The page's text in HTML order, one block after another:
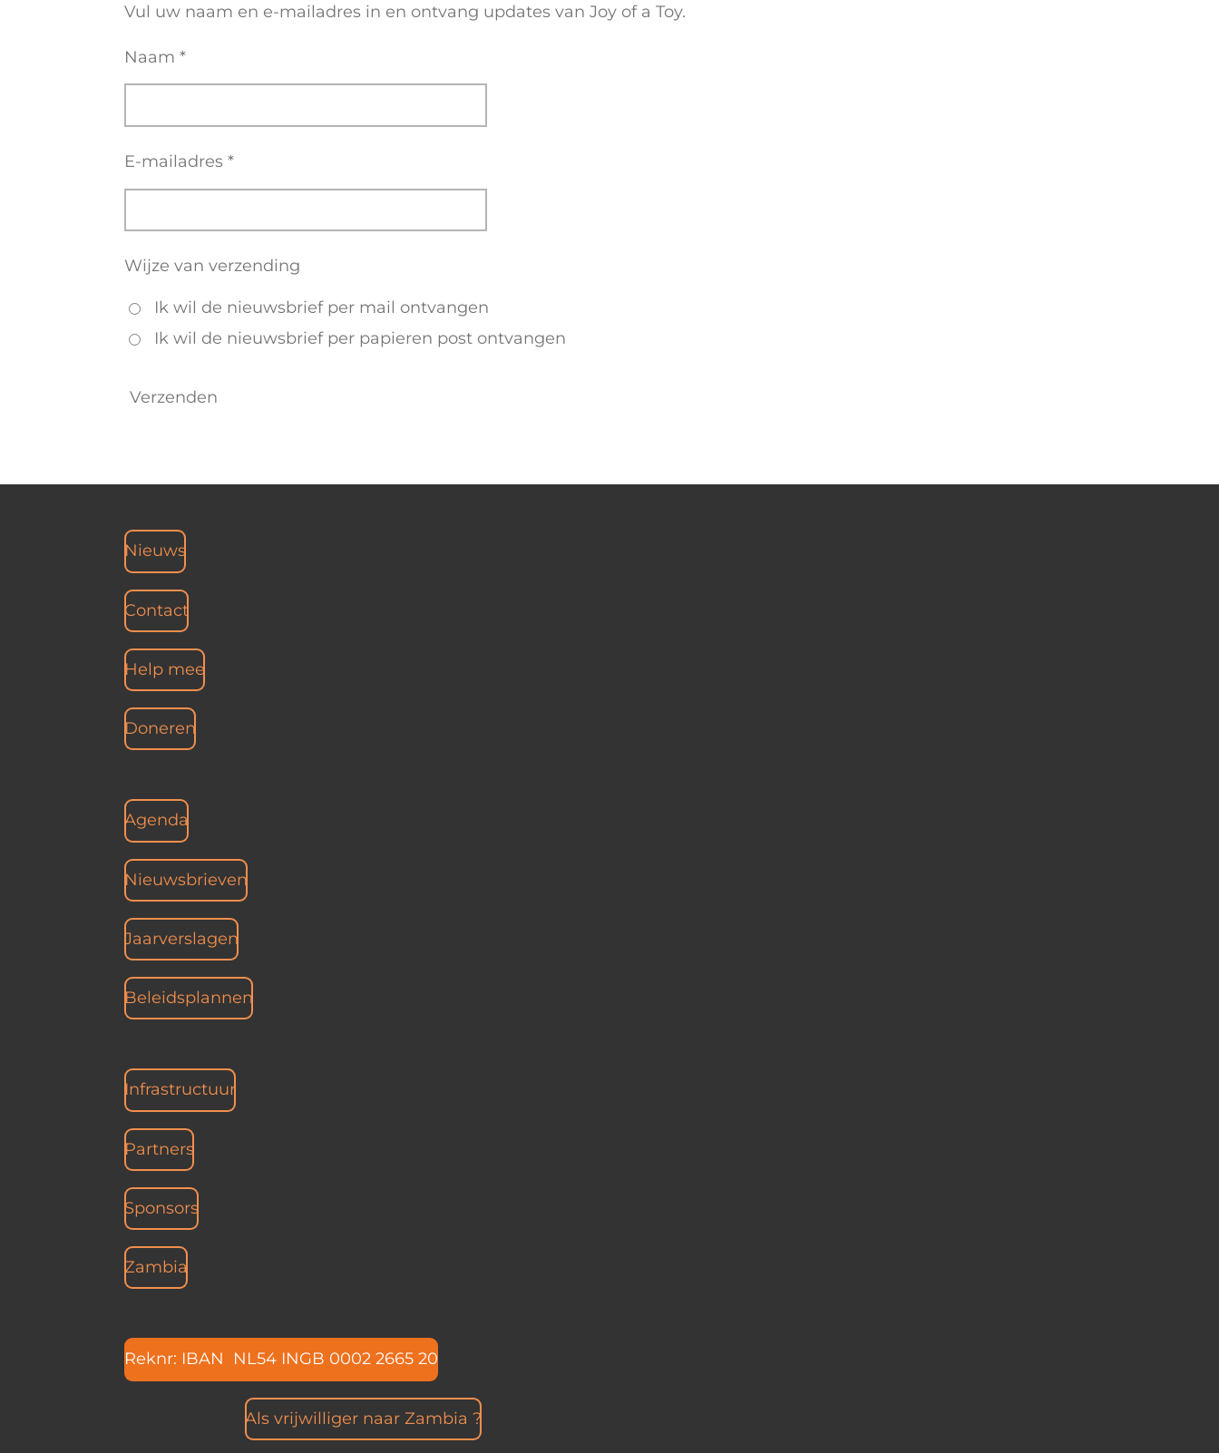
Vul uw naam en e-mailadres in en ontvang updates van Joy of a Toy.
Naam *
E-mailadres *
Wijze van verzending
Ik wil de nieuwsbrief per mail ontvangen
Ik wil de nieuwsbrief per papieren post ontvangen
Verzenden
Nieuws
Contact
Help mee
Doneren
Agenda
Nieuwsbrieven
Jaarverslagen
Beleidsplannen
Infrastructuur
Partners
Sponsors
Zambia
Reknr: IBAN NL54 INGB 0002 2665 20
Als vrijwilliger naar Zambia ?